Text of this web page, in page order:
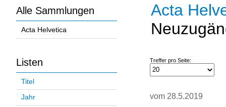
Alle Sammlungen
Acta Helvetica
Listen
Titel
Jahr
Acta
Treffer pro Seite:
vom 28.5.2019